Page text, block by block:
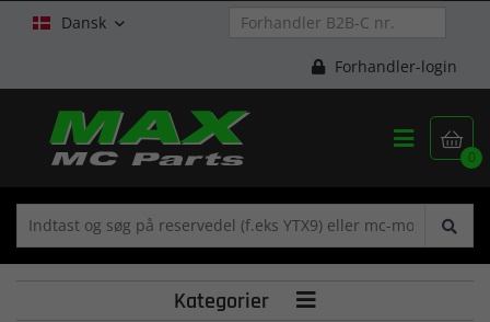
Dansk 
Forhandler-login

0

Kategorier 